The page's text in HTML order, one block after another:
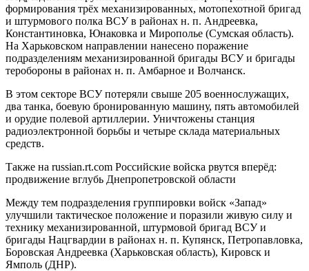
формирования трёх механизированных, мотопехотной бригад
и штурмового полка ВСУ в районах н. п. Андреевка,
Константиновка, Юнаковка и Мирополье (Сумская область).
На Харьковском направлении нанесено поражение
подразделениям механизированной бригады ВСУ и бригады
теробороны в районах н. п. Амбарное и Волчанск.
В этом секторе ВСУ потеряли свыше 205 военнослужащих,
два танка, боевую бронированную машину, пять автомобилей
и орудие полевой артиллерии. Уничтожены станция
радиоэлектронной борьбы и четыре склада материальных
средств.
Также на russian.rt.com Российские войска рвутся вперёд:
продвижение вглубь Днепропетровской области
Между тем подразделения группировки войск «Запад»
улучшили тактическое положение и поразили живую силу и
технику механизированной, штурмовой бригад ВСУ и
бригады Нацгвардии в районах н. п. Купянск, Петропавловка,
Боровская Андреевка (Харьковская область), Кировск и
Ямполь (ДНР).